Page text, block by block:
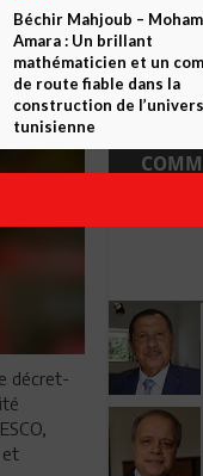
décret-
et
Béchir Mahjoub –
Amara : Un brillant
mathématicien et un
de route fiable dans la
construction de
tunisienne